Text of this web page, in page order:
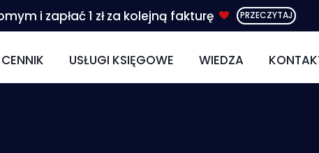
i zapłać 1 zł za kolejną fakturę PRZECZYTAJ
CENNIK
USŁUGI KSIĘGOWE
WIEDZA